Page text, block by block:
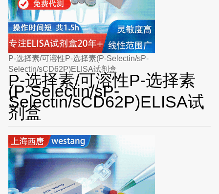
P-选择素/可溶性P-选择素(P-Selectin/sP-
Selectin/sCD62P)ELISA试剂盒
P-选择素/可溶性P-选择素
(P-Selectin/sP-
Selectin/sCD62P)ELISA试
剂盒